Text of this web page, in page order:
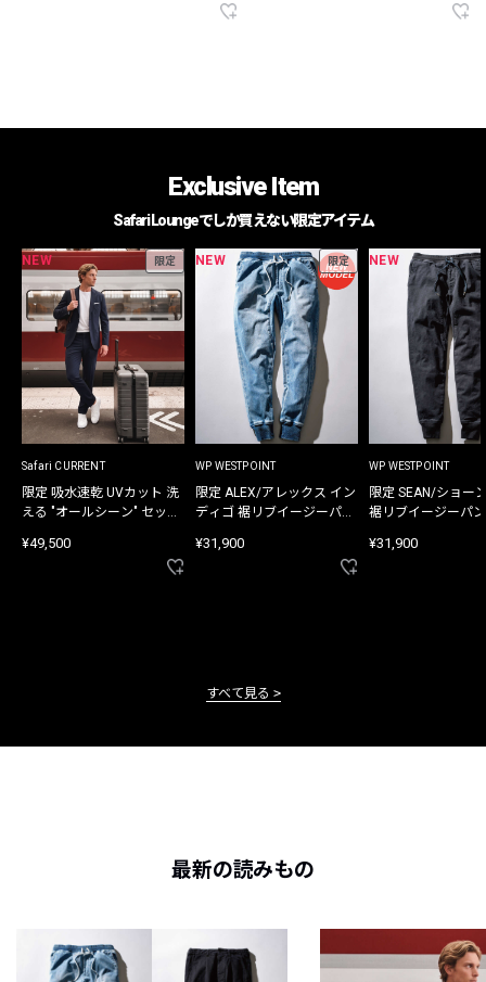
Exclusive Item
Safari Loungeでしか買えない限定アイテム
NEW 限定
Safari CURRENT
限定 吸水速乾 UVカット 洗
える "オールシーン" セット
¥49,500
NEW 限定
WP WESTPOINT
限定 ALEX/アレックス イン
ディゴ 裾リブイージーパン
¥31,900
NEW
WP WESTPOINT
限定 SEAN/ショー
裾リブイージーパ
¥31,900
すべて見る
最新の読みもの